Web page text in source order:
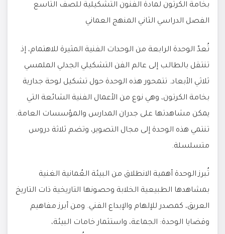
بخامة الكرتون لمادة الفنون التشكيلية للصف التاسع
الفصل الدراسي الثاني المنهج العماني
تُعدّ الوحدة الرابعة من الوحدات الفنية المثيرة للاهتمام، إذ
تنتقل بالطالب إلى عالم الفن التشكيلي الجدلي الملمسي
ثلاثي الأبعاد. تتمحور هذه الوحدة حول تشكيل لوحة جدارية
بخامة الكرتون، وهي نوع من الأعمال الفنية الشائعة التي
يمكن مشاهدتها على جدران المدارس والمؤسسات العامة.
تنتمي هذه الوحدة إلى مجال التصوير، وتضم ثلاثة دروس
متسلسلة.
تُبرز الوحدة أهمية الانطلاق من البيئة العُمانية الغنية
بمشاهدها الطبيعية الخلابة وحصونها التاريخية ذات التاريخ
العريق، كمصدر للإلهام والإبداع الفني. ومن أبرز مفاهيم
وقضايا الوحدة: الجماعة، واستثمار خامات البيئة،